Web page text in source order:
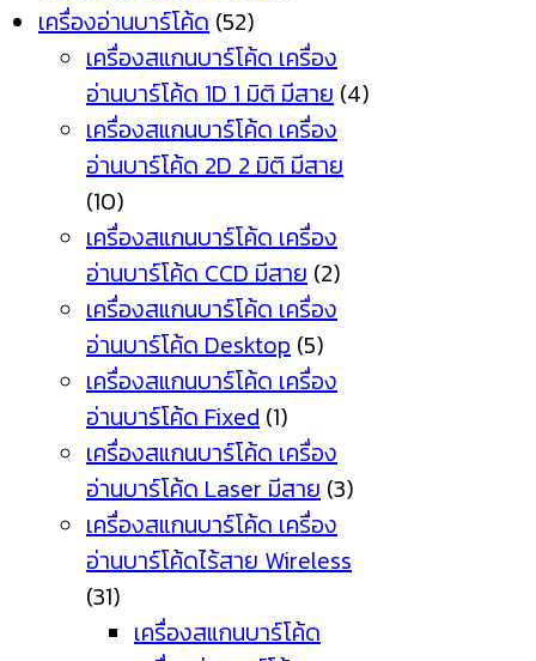
เครื่องอ่านบาร์โค้ด (52)
เครื่องสแกนบาร์โค้ด เครื่อง
อ่านบาร์โค้ด 1D 1 มิติ มีสาย (4)
เครื่องสแกนบาร์โค้ด เครื่อง
อ่านบาร์โค้ด 2D 2 มิติ มีสาย
(10)
เครื่องสแกนบาร์โค้ด เครื่อง
อ่านบาร์โค้ด CCD มีสาย (2)
เครื่องสแกนบาร์โค้ด เครื่อง
อ่านบาร์โค้ด Desktop (5)
เครื่องสแกนบาร์โค้ด เครื่อง
อ่านบาร์โค้ด Fixed (1)
เครื่องสแกนบาร์โค้ด เครื่อง
อ่านบาร์โค้ด Laser มีสาย (3)
เครื่องสแกนบาร์โค้ด เครื่อง
อ่านบาร์โค้ดไร้สาย Wireless
(31)
เครื่องสแกนบาร์โค้ด